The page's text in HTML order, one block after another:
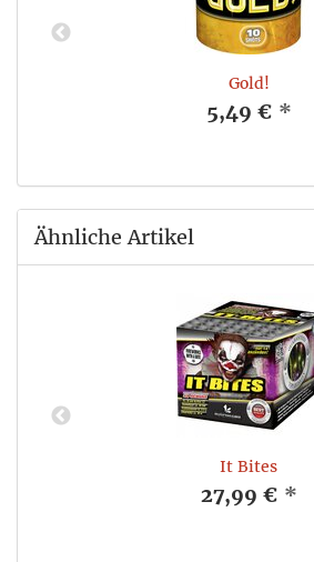
Gold!
5,49 € *
Ähnliche Artikel
It Bites
27,99 € *